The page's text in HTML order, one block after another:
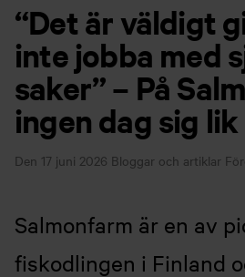
“Det är väldigt
inte jobba med
saker” – På
ingen dag sig lik
Den 17 juni 2026 Bloggar och artiklar
Salmonfarm är en av
fiskodlingen i Finland